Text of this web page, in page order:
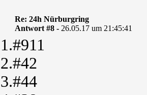
Re: 24h Nürburgring
Antwort #8 - 26.05.17 um 21:45:41
1.#911
2.#42
3.#44